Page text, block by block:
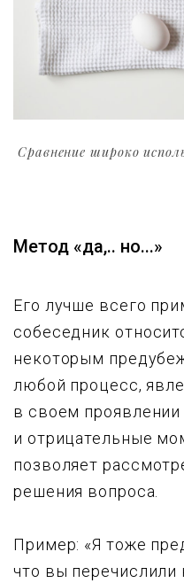
Сравнение широко
Метод «да,.. но...»
Его лучше всего
собеседник
некоторым
любой процесс,
в своем
и отрицательные
позволяет
решения вопроса.
Пример: «Я тоже
что вы